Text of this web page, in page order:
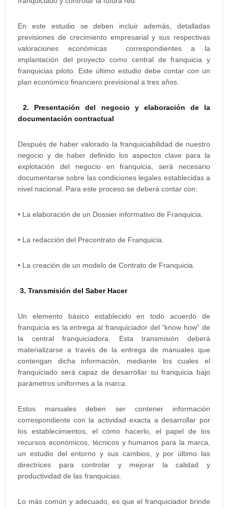
En este estudio se deben incluir además, detalladas
previsiones de crecimiento empresarial y sus respectivas
valoraciones económicas correspondientes a la
implantación del proyecto como central de franquicia y
franquicias piloto. Este último estudio debe contar con un
plan económico financiero previsional a tres años.
2. Presentación del negocio y elaboración de la
documentación contractual
Después de haber valorado la franquiciabilidad de nuestro
negocio y de haber definido los aspectos clave para la
explotación del negocio en franquicia, será necesario
documentarse sobre las condiciones legales establecidas a
nivel nacional. Para este proceso se deberá contar con:
• La elaboración de un Dossier informativo de Franquicia.
• La redacción del Precontrato de Franquicia.
• La creación de un modelo de Contrato de Franquicia.
3. Transmisión del Saber Hacer
Un elemento básico establecido en todo acuerdo de
franquicia es la entrega al franquiciador del “know how” de
la central franquiciadora. Esta transmisión deberá
materializarse a través de la entrega de manuales que
contengan dicha información, mediante los cuales el
franquiciado será capaz de desarrollar su franquicia bajo
parámetros uniformes a la marca.
Estos manuales deben ser contener información
correspondiente con la actividad exacta a desarrollar por
los establecimientos, el cómo hacerlo, el papel de los
recursos económicos, técnicos y humanos para la marca,
un estudio del entorno y sus cambios, y por último las
directrices para controlar y mejorar la calidad y
productividad de las franquicias.
Lo más común y adecuado, es que el franquiciador brinde